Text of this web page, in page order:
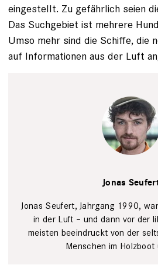
eingestellt. Zu gefährlich seien
Das Suchgebiet ist mehrere
Umso mehr sind die Schiffe, die
auf Informationen aus der Luft
Jonas
Jonas Seufert, Jahrgang 1990,
in der Luft – und dann vor der
meisten beeindruckt von der
Menschen im Holzboot